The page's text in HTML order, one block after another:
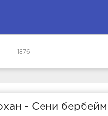
1876
- Сени бербейм